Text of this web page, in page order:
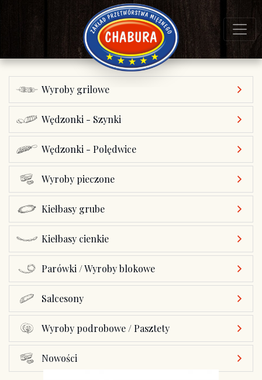
Wyroby grilowe
Wędzonki - Szynki
Wędzonki - Polędwice
Wyroby pieczone
Kiełbasy grube
Kiełbasy cienkie
Parówki / Wyroby blokowe
Salcesony
Wyroby podrobowe / Pasztety
Nowości